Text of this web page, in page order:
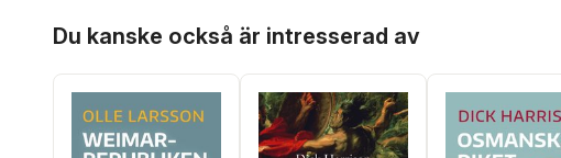
Du kanske också är intresserad av